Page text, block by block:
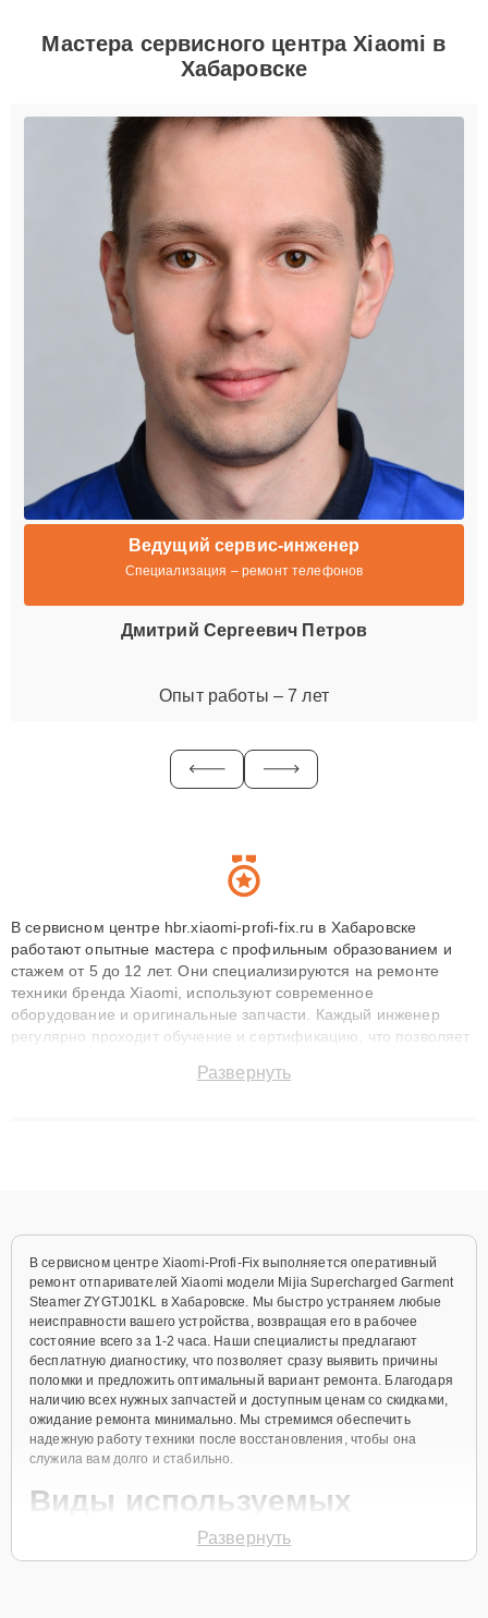
Мастера сервисного центра Xiaomi в
Хабаровске
Ведущий сервис-инженер
Специализация – ремонт телефонов
Дмитрий Сергеевич Петров
Опыт работы – 7 лет
В сервисном центре hbr.xiaomi-profi-fix.ru в Хабаровске
работают опытные мастера с профильным образованием и
стажем от 5 до 12 лет. Они специализируются на ремонте
техники бренда Xiaomi, используют современное
оборудование и оригинальные запчасти. Каждый инженер
регулярно проходит обучение и сертификацию, что позволяет
технику с сохранением гарантии до 3 лет. Наши мастера
Развернуть
В сервисном центре Xiaomi-Profi-Fix выполняется оперативный
ремонт отпаривателей Xiaomi модели Mijia Supercharged Garment
Steamer ZYGTJ01KL в Хабаровске. Мы быстро устраняем любые
неисправности вашего устройства, возвращая его в рабочее
состояние всего за 1-2 часа. Наши специалисты предлагают
бесплатную диагностику, что позволяет сразу выявить причины
поломки и предложить оптимальный вариант ремонта. Благодаря
наличию всех нужных запчастей и доступным ценам со скидками,
ожидание ремонта минимально. Мы стремимся обеспечить
надежную работу техники после восстановления, чтобы она
служила вам долго и стабильно.
Виды используемых
Развернуть